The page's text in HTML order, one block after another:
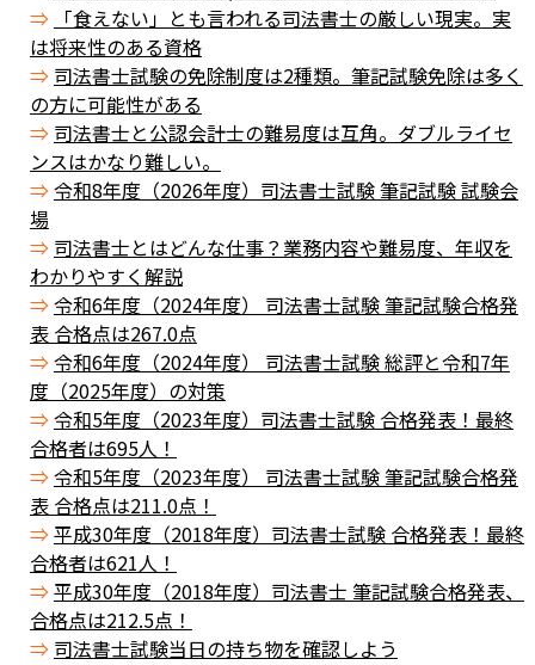
「食えない」とも言われる司法書士の厳しい現実。実
は将来性のある資格
司法書士試験の免除制度は2種類。筆記試験免除は多く
の方に可能性がある
司法書士と公認会計士の難易度は互角。ダブルライセ
ンスはかなり難しい。
令和8年度（2026年度）司法書士試験 筆記試験 試験会
場
司法書士とはどんな仕事？業務内容や難易度、年収を
わかりやすく解説
令和6年度（2024年度） 司法書士試験 筆記試験合格発
表 合格点は267.0点
令和6年度（2024年度） 司法書士試験 総評と令和7年
度（2025年度）の対策
令和5年度（2023年度）司法書士試験 合格発表！最終
合格者は695人！
令和5年度（2023年度） 司法書士試験 筆記試験合格発
表 合格点は211.0点！
平成30年度（2018年度）司法書士試験 合格発表！最終
合格者は621人！
平成30年度（2018年度）司法書士 筆記試験合格発表、
合格点は212.5点！
司法書士試験当日の持ち物を確認しよう